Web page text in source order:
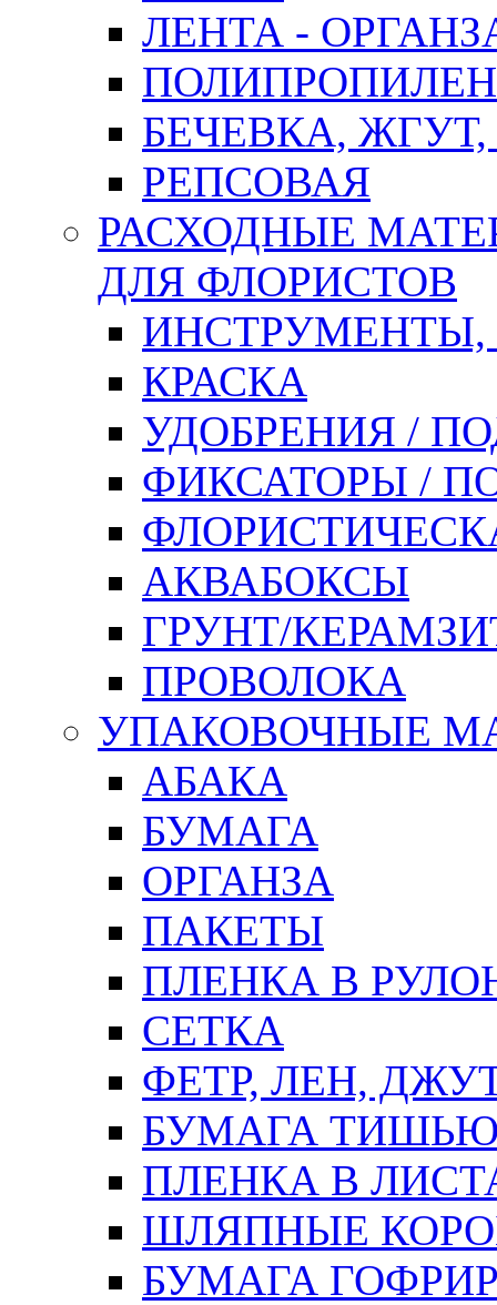
ЛЕНТА -
БЕЧЕВКА,
РЕПСОВАЯ
РАСХОДНЫЕ
ДЛЯ ФЛОРИСТОВ
ИНСТРУМЕНТЫ,
КРАСКА
УДОБРЕНИЯ /
ФИКСАТОРЫ /
АКВАБОКСЫ
ГРУНТ/
ПРОВОЛОКА
УПАКОВОЧНЫЕ
АБАКА
БУМАГА
ОРГАНЗА
ПАКЕТЫ
ПЛЕНКА В
СЕТКА
ФЕТР, ЛЕН,
БУМАГА
ПЛЕНКА В
ШЛЯПНЫЕ
БУМАГА